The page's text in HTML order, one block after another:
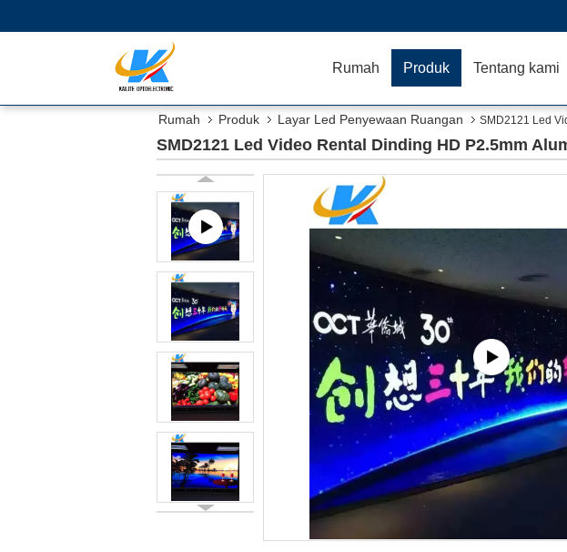
Rumah Produk Tentang kami
Rumah Produk Layar Led Penyewaan Ruangan SMD2121 Led
SMD2121 Led Video Rental Dinding HD P2.5mm